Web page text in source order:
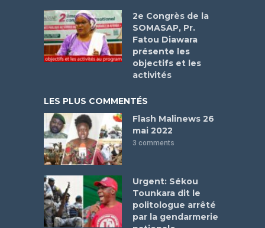
2e Congrès de la
SOMASAP, Pr.
Fatou Diawara
présente les
objectifs et les
activités
LES PLUS COMMENTÉS
Flash Malinews 26
mai 2022
3 comments
Urgent: Sékou
Tounkara dit le
politologue arrêté
par la gendarmerie